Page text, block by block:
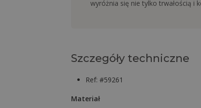
wyróżnia się nie tylko trwałością
Szczegóły techniczne
Ref: #59261
Materiał